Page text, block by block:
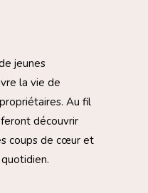
jeunes
la vie de
Au fil
découvrir
coups de cœur et